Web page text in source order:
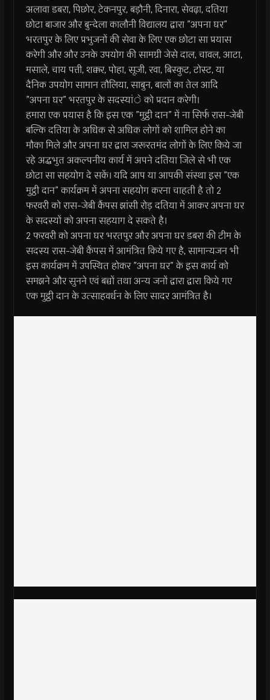
अलावा डबरा, पिछोर, टेकनपुर, बड़ौनी, दिनारा, सेवढ़ा, दतिया
छोटा बाजार और बुन्देला कालौनी विद्यालय द्वारा ”अपना घर”
भरतपुर के लिए प्रभुजनों की सेवा के लिए एक छोटा सा प्रयास
करेगी और और उनके उपयोग की सामग्री जेसे दाल, चावल, आटा,
मसाले, चाय पत्ती, शक्कर, पोहा, सूजी, रवा, बिस्कुट, टोस्ट, या
दैनिक उपयोग सामान तौलिया, साबुन, बालों का तेल आदि
”अपना घर” भरतपुर के सदस्यांे को प्रदान करेगी।
हमारा एक प्रयास है कि इस एक ”मुट्ठी दान” में ना सिर्फ रास-जेबी
बल्कि दतिया के अधिक से अधिक लोगों को शामिल होने का
मौका मिले और अपना घर द्वारा जरूरतमंद लोगों के लिए किये जा
रहे अद्धभुत अकल्पनीय कार्य में अपने दतिया जिले से भी एक
छोटा सा सहयोग दे सकें। यदि आप या आपकी संस्था इस ”एक
मुट्ठी दान” कार्यक्रम में अपना सहयोग करना चाहती है तो 2
फरवरी को रास-जेबी कैंपस झांसी रोड़ दतिया में आकर अपना घर
के सदस्यों को अपना सहयाग दे सकते है।
2 फरवरी को अपना घर भरतपुर और अपना घर डबरा की टीम के
सदस्य रास-जेबी कैंपस में आमंत्रित किये गए है, सामान्यजन भी
इस कार्यक्रम में उपस्थित होकर ”अपना घर” के इस कार्य को
समझने और सुनने एवं बच्चों तथा अन्य जनों द्वारा द्वारा किये गए
एक मुट्ठी दान के उत्साहवर्धन के लिए सादर आमंत्रित है।